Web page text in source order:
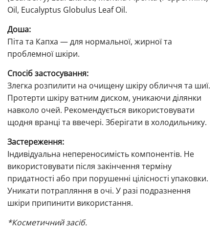
Oil, Eucalyptus Globulus Leaf Oil.
Доша:
Піта та Капха — для нормальної, жирної та
проблемної шкіри.
Спосіб застосування:
Злегка розпилити на очищену шкіру обличчя та шиї.
Протерти шкіру ватним диском, уникаючи ділянки
навколо очей. Рекомендується використовувати
щодня вранці та ввечері. Зберігати в холодильнику.
Застереження:
Індивідуальна непереносимість компонентів. Не
використовувати після закінчення терміну
придатності або при порушенні цілісності упаковки.
Уникати потрапляння в очі. У разі подразнення
шкіри припинити використання.
*Косметичний засіб.